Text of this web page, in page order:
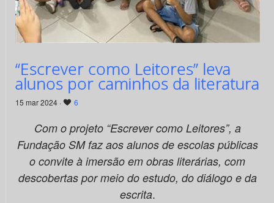
“Escrever como Leitores” leva
alunos por caminhos da literatura
15 mar 2024 · 6
Com o projeto “Escrever como Leitores”, a
Fundação SM faz aos alunos de escolas públicas
o convite à imersão em obras literárias, com
descobertas por meio do estudo, do diálogo e da
escrita.